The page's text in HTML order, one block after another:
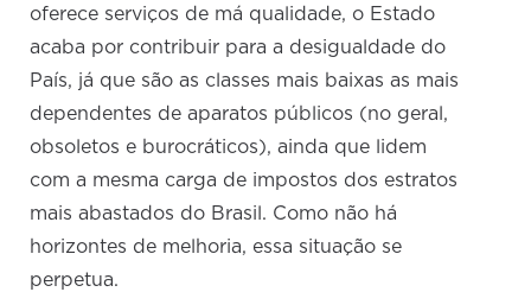
oferece serviços de má qualidade, o Estado
acaba por contribuir para a desigualdade do
País, já que são as classes mais baixas as mais
dependentes de aparatos públicos (no geral,
obsoletos e burocráticos), ainda que lidem
com a mesma carga de impostos dos estratos
mais abastados do Brasil. Como não há
horizontes de melhoria, essa situação se
perpetua.